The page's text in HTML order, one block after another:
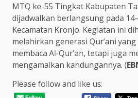
MTQ ke-55 Tingkat Kabupaten
dijadwalkan berlangsung pada
Kecamatan Kronjo. Kegiatan ini
melahirkan generasi Qur’ani
membaca Al-Qur’an, tetapi juga
mengamalkan kandungannya. (
Please follow and like us: